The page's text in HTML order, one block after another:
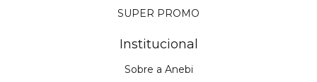
SUPER PROMO
Institucional
Sobre a Anebi